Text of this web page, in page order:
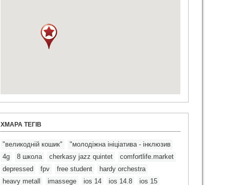
ХМАРА ТЕГІВ
"великодній кошик"
"молодіжна ініціатива - інклюзив
4g
8 школа cherkasy jazz quintet
comfortlife.market
depressed
fpv free student
hardy orchestra
heavy metall
imassege ios 14 ios 14.8 ios 15